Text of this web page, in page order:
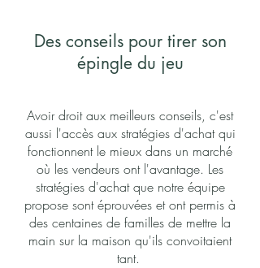
Des conseils pour tirer son
épingle du jeu
Avoir droit aux meilleurs conseils, c'est
aussi l'accès aux stratégies d'achat qui
fonctionnent le mieux dans un marché
où les vendeurs ont l'avantage. Les
stratégies d'achat que notre équipe
propose sont éprouvées et ont permis à
des centaines de familles de mettre la
main sur la maison qu'ils convoitaient
tant.